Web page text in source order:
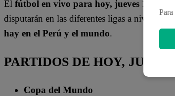
El fútbol en vivo para hoy, jueves 11 de
disputarán en las diferentes ligas a nivel
hay en el Perú y el mundo.
PARTIDOS DE HOY,
Copa del Mundo